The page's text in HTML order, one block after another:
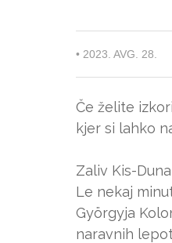
• 2023. AVG. 28.
Če želite
kjer si lahko
Zaliv Kis-Duna
Le nekaj
Györgyja
naravnih